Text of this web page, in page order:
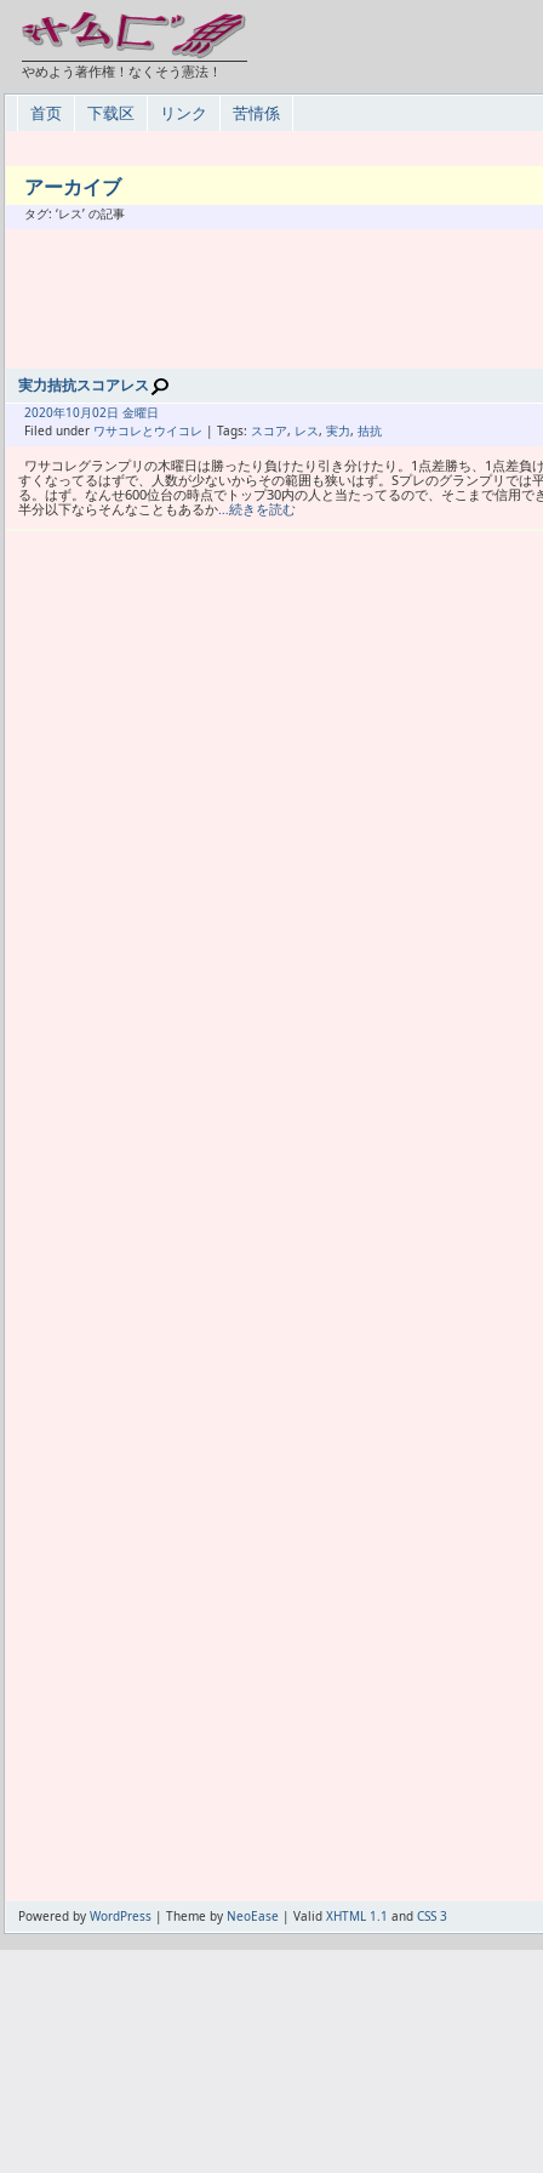
やめよう著作権！なくそう憲法！
首页 下载区 リンク 苦情係
アーカイブ
タグ: ‘レス’ の記事
実力拮抗スコアレス
2020年10月02日 金曜日
Filed under ワサコレとウイコレ | Tags: スコア, レス, 実力, 拮抗
ワサコレグランプリの木曜日は勝ったり負けたり引き分けたり。1点差勝ち、1点差
すくなってるはずで、人数が少ないからその範囲も狭いはず。Sプレのグランプリで
る。はず。なんせ600位台の時点でトップ30内の人と当たってるので、そこまで信用
半分以下ならそんなこともあるか…続きを読む
Powered by WordPress | Theme by NeoEase | Valid XHTML 1.1 and CSS 3